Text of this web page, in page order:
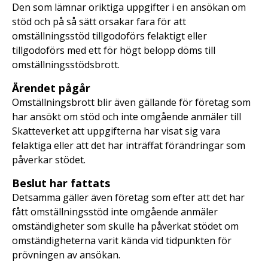
Den som lämnar oriktiga uppgifter i en ansökan om
stöd och på så sätt orsakar fara för att
omställningsstöd tillgodoförs felaktigt eller
tillgodoförs med ett för högt belopp döms till
omställningsstödsbrott.
Ärendet pågår
Omställningsbrott blir även gällande för företag som
har ansökt om stöd och inte omgående anmäler till
Skatteverket att uppgifterna har visat sig vara
felaktiga eller att det har inträffat förändringar som
påverkar stödet.
Beslut har fattats
Detsamma gäller även företag som efter att det har
fått omställningsstöd inte omgående anmäler
omständigheter som skulle ha påverkat stödet om
omständigheterna varit kända vid tidpunkten för
prövningen av ansökan.